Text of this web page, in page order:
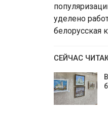
уделено
белорусская
СЕЙЧАС